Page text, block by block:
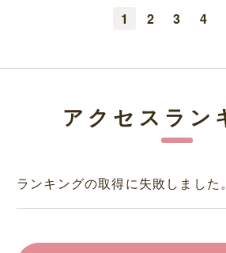
1 2 3 4
アクセスラン
ランキングの取得に失敗しました。